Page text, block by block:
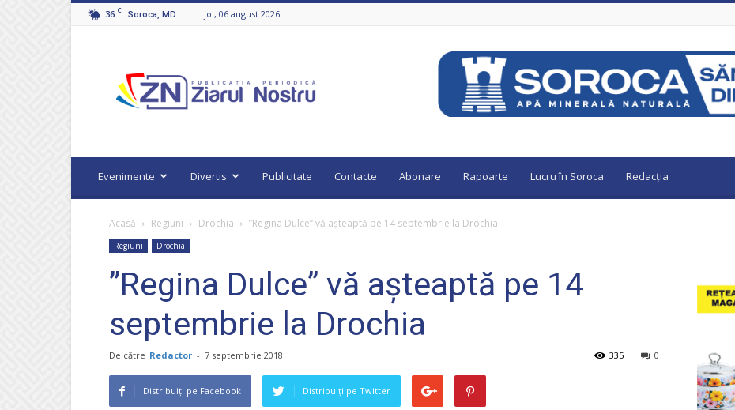
36 C Soroca, MD joi, 06 august 2026
Nostru
Evenimente Divertis Publicitate Contacte Abonare Rapoarte Lucru în Soroca Redacția
Acasă Regiuni Drochia ”Regina Dulce” vă așteaptă pe 14 septembrie la Drochia
Regiuni Drochia
”Regina Dulce” vă așteaptă pe 14
septembrie la Drochia
De către Redactor - 7 septembrie 2018 0
335
Distribuiți pe Facebook Distribuiți pe Twitter